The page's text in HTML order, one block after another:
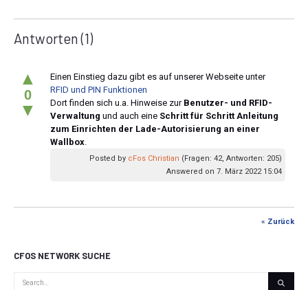
Antworten(1)
▲
0
▼
Einen Einstieg dazu gibt es auf unserer Webseite unter
RFID und PIN Funktionen
Dort finden sich u.a. Hinweise zur Benutzer- und RFID-
Verwaltung und auch eine Schritt für Schritt Anleitung
zum Einrichten der Lade-Autorisierung an einer
Wallbox
Posted by cFos Christian (Fragen: 42, Antworten: 205)
Answered on 7. März 2022 15:04
« Zurück
CFOS NETWORK SUCHE